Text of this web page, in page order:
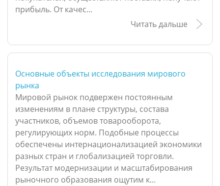
прибыль. От качес...
Читать дальше
Основные объекты исследования мирового
рынка
Мировой рынок подвержен постоянным
изменениям в плане структуры, состава
участников, объемов товарооборота,
регулирующих норм. Подобные процессы
обеспечены интернационализацией экономики
разных стран и глобализацией торговли.
Результат модернизации и масштабирования
рыночного образования ощутим к...